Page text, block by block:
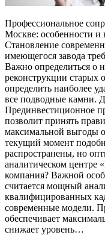
Профессиональное
Москве: особенности
Становление
имеющегося завода
Важно определиться о
реконструкции старых
определить наиболее
все подводные камни.
Прединвестиционное
позволит принять
максимальной выгоды
текущий момент
распространены, но
аналитическом центре
компания? Важной
считается мощный
квалифицированных
современные модели.
обеспечивает
снижает уровень…